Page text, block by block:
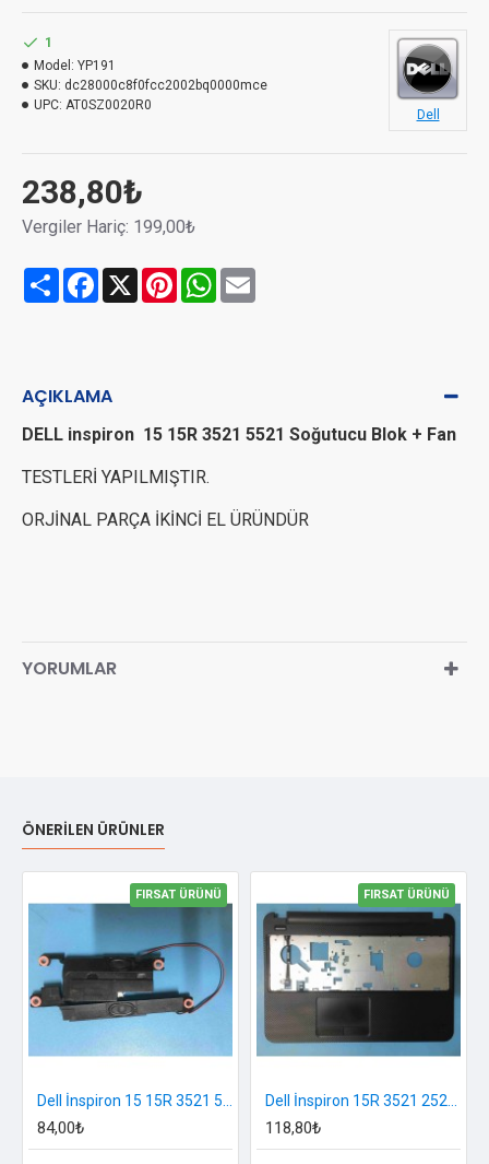
238,80₺
Vergiler Hariç: 199,00₺
1
Model: YP191
SKU: dc28000c8f0fcc2002bq0000mce
UPC: AT0SZ0020R0
Dell
Share Facebook
X PinterestWhatsApp
AÇIKLAMA
DELL inspiron 15 15R 3521 5521 Soğutucu Blok + Fan
TESTLERİ YAPILMIŞTIR.
ORJİNAL PARÇA İKİNCİ EL ÜRÜNDÜR
YORUMLAR
ÖNERILEN ÜRÜNLER
FIRSAT ÜRÜNÜ
84,00₺
FIRSAT ÜRÜNÜ
118,80₺